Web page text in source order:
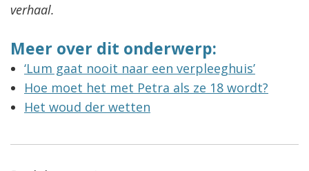
verhaal.
Meer over dit onderwerp:
‘Lum gaat nooit naar een verpleeghuis’
Hoe moet het met Petra als ze 18 wordt?
Het woud der wetten